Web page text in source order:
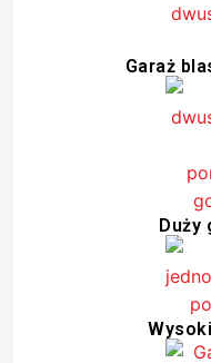
Garaż
Duży